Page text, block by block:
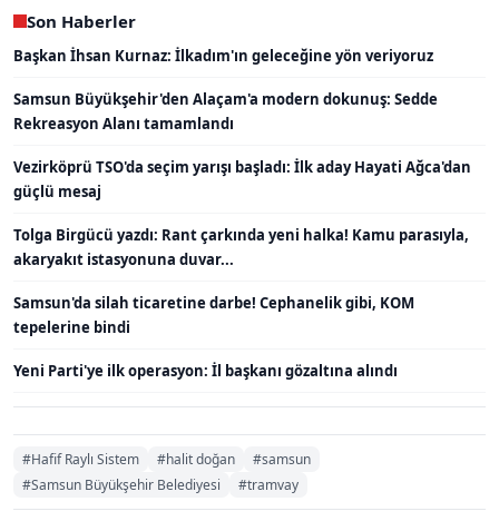
Son Haberler
Başkan İhsan Kurnaz: İlkadım'ın geleceğine yön veriyoruz
Samsun Büyükşehir'den Alaçam'a modern dokunuş: Sedde
Rekreasyon Alanı tamamlandı
Vezirköprü TSO'da seçim yarışı başladı: İlk aday Hayati Ağca'dan
güçlü mesaj
Tolga Birgücü yazdı: Rant çarkında yeni halka! Kamu parasıyla,
akaryakıt istasyonuna duvar...
Samsun'da silah ticaretine darbe! Cephanelik gibi, KOM
tepelerine bindi
Yeni Parti'ye ilk operasyon: İl başkanı gözaltına alındı
#Hafif Raylı Sistem #halit doğan
#samsun
#Samsun Büyükşehir Belediyesi
#tramvay